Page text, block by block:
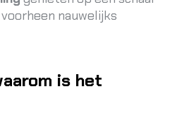
nauwelijks
is het